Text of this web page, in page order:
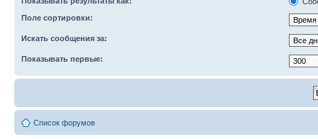
Поле сортировки:
Искать сообщения за:
Показывать первые:
Список форумов